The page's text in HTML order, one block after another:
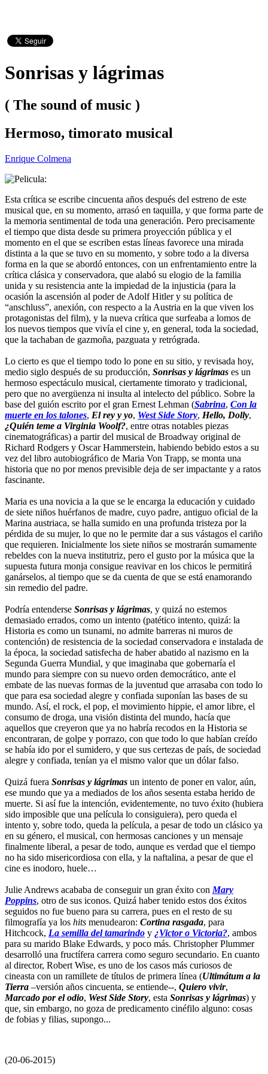
Sonrisas y lágrimas
( The sound of music )
Hermoso, timorato musical
Enrique Colmena
Esta crítica se escribe cincuenta años después del estreno de este
musical que, en su momento, arrasó en taquilla, y que forma parte de
la memoria sentimental de toda una generación. Pero precisamente
el tiempo que dista desde su primera proyección pública y el
momento en el que se escriben estas líneas favorece una mirada
distinta a la que se tuvo en su momento, y sobre todo a la diversa
forma en la que se abordó entonces, con un enfrentamiento entre la
crítica clásica y conservadora, que alabó su elogio de la familia
unida y su resistencia ante la impiedad de la injusticia (para la
ocasión la ascensión al poder de Adolf Hitler y su política de
“anschluss”, anexión, con respecto a la Austria en la que viven los
protagonistas del film), y la nueva crítica que surfeaba a lomos de
los nuevos tiempos que vivía el cine y, en general, toda la sociedad,
que la tachaban de gazmoña, pazguata y retrógrada.
Lo cierto es que el tiempo todo lo pone en su sitio, y revisada hoy,
medio siglo después de su producción, Sonrisas y lágrimas es un
hermoso espectáculo musical, ciertamente timorato y tradicional,
pero que no avergüenza ni insulta al intelecto del público. Sobre la
base del guión escrito por el gran Ernest Lehman (Sabrina, Con la
muerte en los talones, El rey y yo, West Side Story, Hello, Dolly,
¿Quién teme a Virginia Woolf?, entre otras notables piezas
cinematográficas) a partir del musical de Broadway original de
Richard Rodgers y Oscar Hammerstein, habiendo bebido estos a su
vez del libro autobiográfico de Maria Von Trapp, se monta una
historia que no por menos previsible deja de ser impactante y a ratos
fascinante.
Maria es una novicia a la que se le encarga la educación y cuidado
de siete niños huérfanos de madre, cuyo padre, antiguo oficial de la
Marina austriaca, se halla sumido en una profunda tristeza por la
pérdida de su mujer, lo que no le permite dar a sus vástagos el cariño
que requieren. Inicialmente los siete niños se mostrarán sumamente
rebeldes con la nueva institutriz, pero el gusto por la música que la
supuesta futura monja consigue reavivar en los chicos le permitirá
ganárselos, al tiempo que se da cuenta de que se está enamorando
sin remedio del padre.
Podría entenderse Sonrisas y lágrimas, y quizá no estemos
demasiado errados, como un intento (patético intento, quizá: la
Historia es como un tsunami, no admite barreras ni muros de
contención) de resistencia de la sociedad conservadora e instalada de
la época, la sociedad satisfecha de haber abatido al nazismo en la
Segunda Guerra Mundial, y que imaginaba que gobernaría el
mundo para siempre con su nuevo orden democrático, ante el
embate de las nuevas formas de la juventud que arrasaba con todo lo
que para esa sociedad alegre y confiada suponían las bases de su
mundo. Así, el rock, el pop, el movimiento hippie, el amor libre, el
consumo de droga, una visión distinta del mundo, hacía que
aquellos que creyeron que ya no habría recodos en la Historia se
encontraran, de golpe y porrazo, con que todo lo que habían creído
se había ido por el sumidero, y que sus certezas de país, de sociedad
alegre y confiada, tenían ya el mismo valor que un dólar falso.
Quizá fuera Sonrisas y lágrimas un intento de poner en valor, aún,
ese mundo que ya a mediados de los años sesenta estaba herido de
muerte. Si así fue la intención, evidentemente, no tuvo éxito (hubiera
sido imposible que una película lo consiguiera), pero queda el
intento y, sobre todo, queda la película, a pesar de todo un clásico ya
en su género, el musical, con hermosas canciones y un mensaje
finalmente liberal, a pesar de todo, aunque es verdad que el tiempo
no ha sido misericordiosa con ella, y la naftalina, a pesar de que el
cine es inodoro, huele…
Julie Andrews acababa de conseguir un gran éxito con Mary
Poppins, otro de sus iconos. Quizá haber tenido estos dos éxitos
seguidos no fue bueno para su carrera, pues en el resto de su
filmografía ya los hits menudearon: Cortina rasgada, para
Hitchcock, La semilla del tamarindo y ¿Victor o Victoria?, ambos
para su marido Blake Edwards, y poco más. Christopher Plummer
desarrolló una fructífera carrera como seguro secundario. En cuanto
al director, Robert Wise, es uno de los casos más curiosos de
cineasta con un ramillete de títulos de primera línea (Ultimátum a la
Tierra –versión años cincuenta, se entiende--, Quiero vivir,
Marcado por el odio, West Side Story, esta Sonrisas y lágrimas) y
que, sin embargo, no goza de predicamento cinéfilo alguno: cosas
de fobias y filias, supongo...
(20-06-2015)